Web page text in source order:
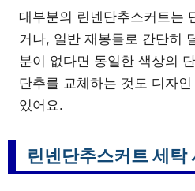
대부분의 린넨단추스커트는
거나, 일반 재봉틀로 간단히
분이 없다면 동일한 색상의
단추를 교체하는 것도 디자
있어요.
린넨단추스커트 세탁